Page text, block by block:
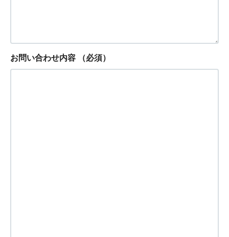
お問い合わせ内容 （必須）